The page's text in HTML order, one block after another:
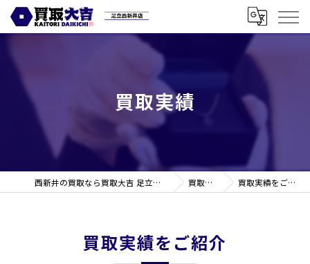
買取実績
西新井の買取なら買取大吉 足立西新井店 買取実績 買取実績をご紹介
買取実績をご紹介